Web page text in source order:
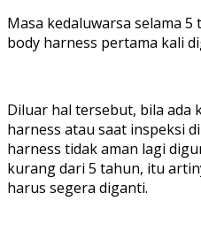
Masa kedaluwarsa selama
body harness pertama kali
Diluar hal tersebut, bila ada
harness atau saat inspeksi
harness tidak aman lagi
kurang dari 5 tahun, itu
harus segera diganti.